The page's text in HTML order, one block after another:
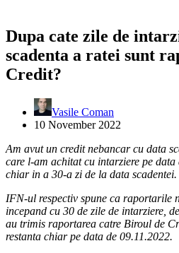
Dupa cate zile de
scadenta a ratei sunt
Credit?
Vasile Coman
10 November 2022
Am avut un credit nebancar cu data
care l-am achitat cu intarziere pe
chiar in a 30-a zi de la data scadentei.
IFN-ul respectiv spune ca raportarile
incepand cu 30 de zile de intarziere,
au trimis raportarea catre Biroul de
restanta chiar pe data de 09.11.2022.